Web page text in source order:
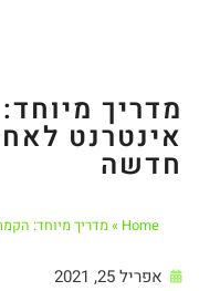
מדריך
אינטרנט
חדשה
Home
»מדריך מיוחד:
אפריל 25, 2021